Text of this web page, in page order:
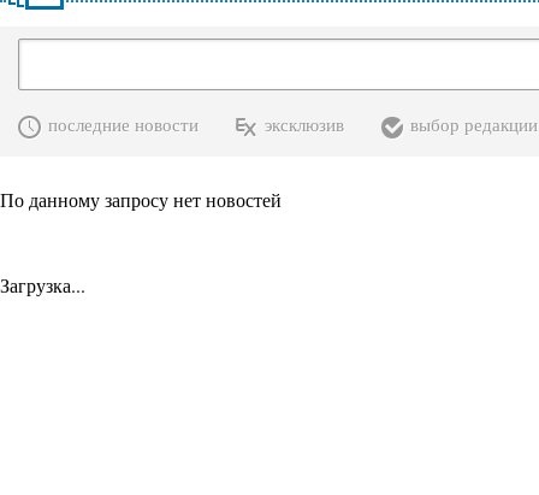
последние новости эксклюзив выбор редакции
По данному запросу нет новостей
Загрузка...